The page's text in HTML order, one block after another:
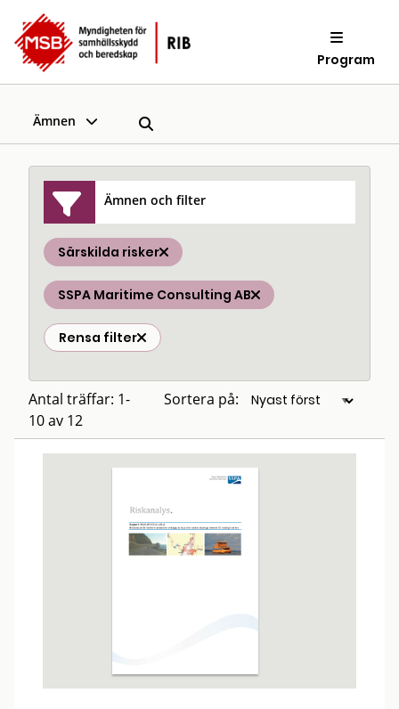
Program
Ämnen
Ämnen och filter
Särskilda risker
SSPA Maritime Consulting AB
Rensa filter
Antal träffar: 1-
10 av 12
Sortera på: